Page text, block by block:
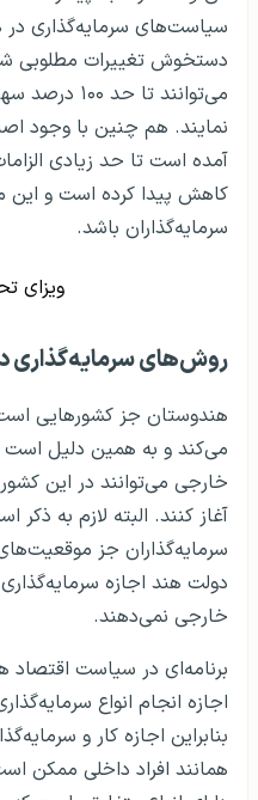
سیاست‌های سرمایه‌گذاری
دستخوش تغییرات مطلوبی
می‌توانند تا
نمایند. هم چنین با وجود
آمده است تا حد زیادی
کاهش پیدا کرده است و این
سرمایه‌گذاران باشد.
ویزای
روش‌های سرمایه‌گذاری
هندوستان جز کشورهایی
می‌کند و به همین دلیل است
خارجی می‌توانند در این
آغاز کنند. البته لازم به
سرمایه‌گذاران جز
دولت هند اجازه سرمایه‌گذاری
خارجی نمی‌دهند.
اجازه انجام انواع
بنابراین اجازه کار و
همانند افراد داخلی ممکن